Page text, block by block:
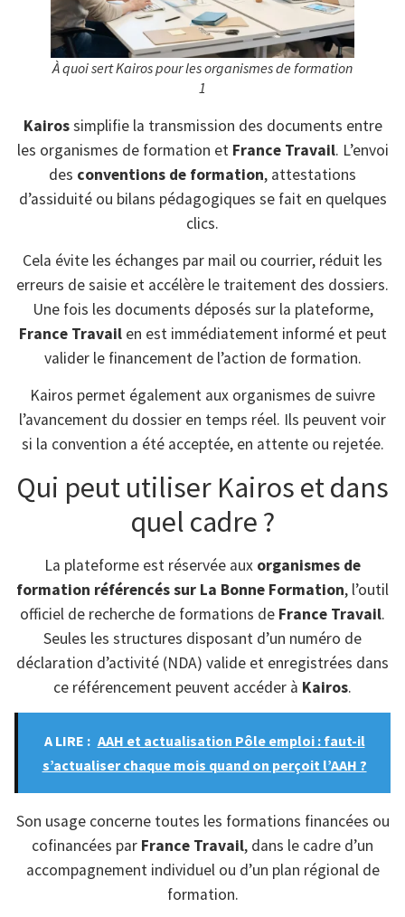
À quoi sert Kairos pour les organismes de formation
1
Kairossimplifie la transmission des documents entre
les organismes de formation et France Travail. L’envoi
des conventions de formation, attestations
d’assiduité ou bilans pédagogiques se fait en quelques
clics.
Cela évite les échanges par mail ou courrier, réduit les
erreurs de saisie et accélère le traitement des dossiers.
Une fois les documents déposés sur la plateforme,
France Travailen est immédiatement informé et peut
valider le financement de l’action de formation.
Kairos permet également aux organismes de suivre
l’avancement du dossier en temps réel. Ils peuvent voir
si la convention a été acceptée, en attente ou rejetée.
Qui peut utiliser Kairos et dans
quel cadre ?
La plateforme est réservée aux organismes de
formation référencés sur La Bonne Formation, l’outil
officiel de recherche de formations de France Travail.
Seules les structures disposant d’un numéro de
déclaration d’activité (NDA) valide et enregistrées dans
ce référencement peuvent accéder à Kairos.
A LIRE : AAH et actualisation Pôle emploi : faut-il
s’actualiser chaque mois quand on perçoit l’AAH ?
Son usage concerne toutes les formations financées ou
cofinancées par France Travail, dans le cadre d’un
accompagnement individuel ou d’un plan régional de
formation.